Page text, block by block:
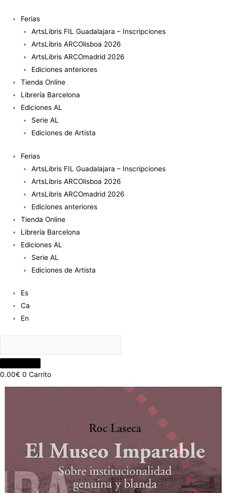
contenido
Ferias
ArtsLibris FIL Guadalajara – Inscripciones
ArtsLibris ARCOlisboa 2026
ArtsLibris ARCOmadrid 2026
Ediciones anteriores
Tienda Online
Librería Barcelona
Ediciones AL
Serie AL
Ediciones de Artista
Ferias
ArtsLibris FIL Guadalajara – Inscripciones
ArtsLibris ARCOlisboa 2026
ArtsLibris ARCOmadrid 2026
Ediciones anteriores
Tienda Online
Librería Barcelona
Ediciones AL
Serie AL
Ediciones de Artista
Es
Ca
En
0.00€ 0 Carrito